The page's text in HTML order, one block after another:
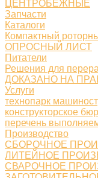
ЦЕНТРОБЕЖНЫЕ
Запчасти
Каталоги
Компактный
ОПРОСНЫЙ ЛИСТ
Питатели
Решения для
ДОКАЗАНО НА
Услуги
технопарк
конструкторское
перечень
Производство
СБОРОЧНОЕ
ЛИТЕЙНОЕ
СВАРОЧНОЕ